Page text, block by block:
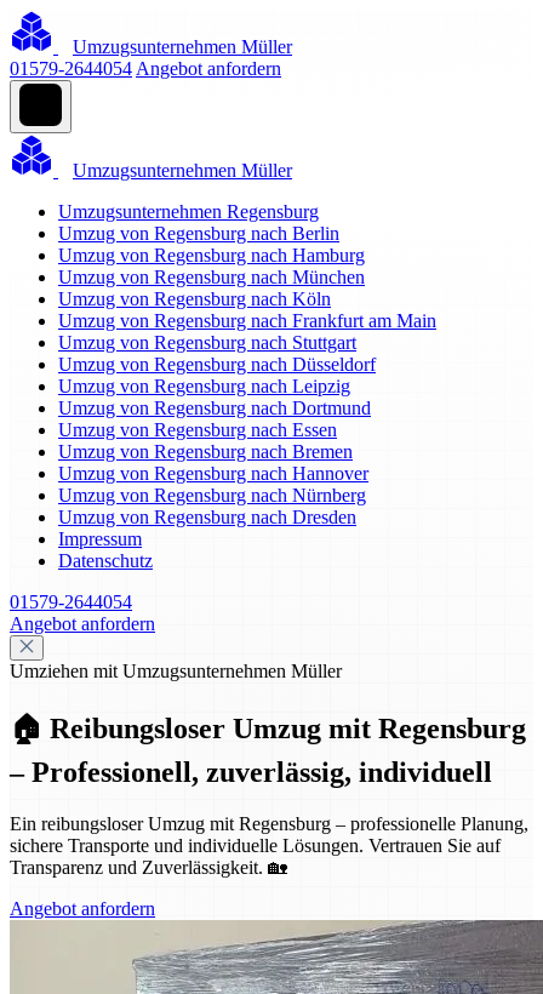
Umzugsunternehmen Müller
01579-2644054 Angebot anfordern
Umzugsunternehmen Müller
Umzugsunternehmen Regensburg
Umzug von Regensburg nach Berlin
Umzug von Regensburg nach Hamburg
Umzug von Regensburg nach München
Umzug von Regensburg nach Köln
Umzug von Regensburg nach Frankfurt am Main
Umzug von Regensburg nach Stuttgart
Umzug von Regensburg nach Düsseldorf
Umzug von Regensburg nach Leipzig
Umzug von Regensburg nach Dortmund
Umzug von Regensburg nach Essen
Umzug von Regensburg nach Bremen
Umzug von Regensburg nach Hannover
Umzug von Regensburg nach Nürnberg
Umzug von Regensburg nach Dresden
Impressum
Datenschutz
01579-2644054
Angebot anfordern
Umziehen mit Umzugsunternehmen Müller
🏠 Reibungsloser Umzug mit Regensburg
– Professionell, zuverlässig, individuell
Ein reibungsloser Umzug mit Regensburg – professionelle Planung,
sichere Transporte und individuelle Lösungen. Vertrauen Sie auf
Transparenz und Zuverlässigkeit. 🏡
Angebot anfordern